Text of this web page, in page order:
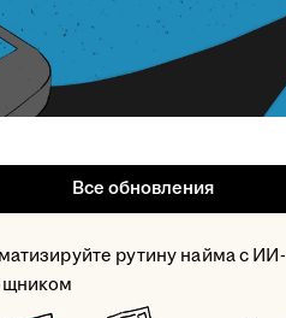
Все обновления
рутину найма с ИИ-